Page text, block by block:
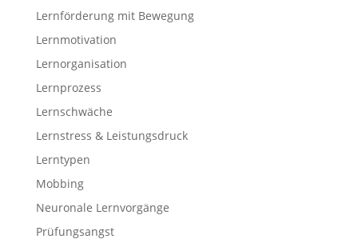
Lernförderung mit Bewegung
Lernmotivation
Lernorganisation
Lernprozess
Lernschwäche
Lernstress & Leistungsdruck
Lerntypen
Mobbing
Neuronale Lernvorgänge
Prüfungsangst